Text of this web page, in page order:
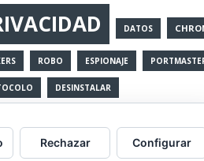
DATOS
ROBO ESPIONAJE
DESINSTALAR
Al continuar con la navegación
Rechazar Configurar